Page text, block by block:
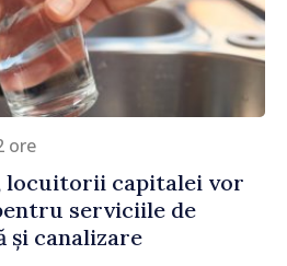
ore
locuitorii capitalei vor
serviciile de
și canalizare